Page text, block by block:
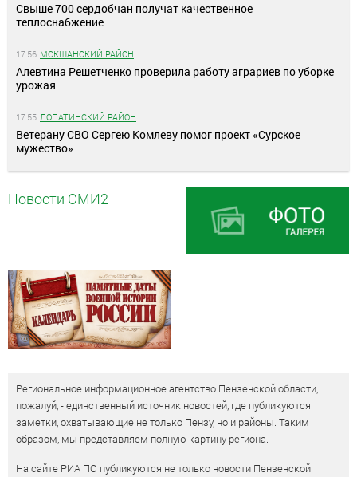
Свыше 700 сердобчан получат качественное
теплоснабжение
17:56 МОКШАНСКИЙ РАЙОН
Алевтина Решетченко проверила работу аграриев по уборке
урожая
17:55 ЛОПАТИНСКИЙ РАЙОН
Ветерану СВО Сергею Комлеву помог проект «Сурское
мужество»
Новости СМИ2
Региональное информационное агентство Пензенской области,
пожалуй, - единственный источник новостей, где публикуются
заметки, охватывающие не только Пензу, но и районы. Таким
образом, мы представляем полную картину региона.
На сайте РИА ПО публикуются не только новости Пензенской